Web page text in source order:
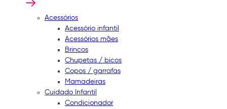
Acessórios
Acessório infantil
Acessórios mães
Brincos
Chupetas / bicos
Copos / garrafas
Mamadeiras
Cuidado Infantil
Condicionador